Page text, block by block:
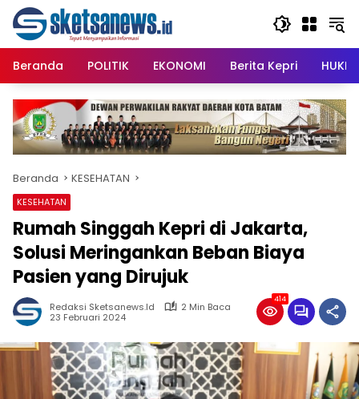
content
Langsung
konten
Beranda
POLITIK EKONOMI Berita Kepri
Beranda KESEHATAN
KESEHATAN
Rumah Singgah Kepri di Jakarta,
Solusi Meringankan Beban Biaya
Pasien yang Dirujuk
Redaksi Sketsanews.id
2 Min Baca
23 Februari 2024
414